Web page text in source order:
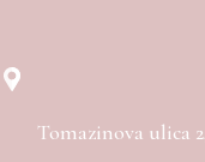
Tomazinova ulica